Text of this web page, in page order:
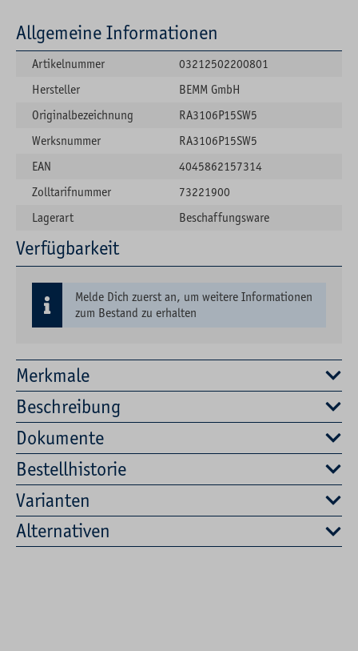
Merkmale
Beschreibung
Dokumente
Bestellhistorie
Varianten
Alternativen
Allgemeine Informationen
Artikelnummer
03212502200801
Hersteller
BEMM GmbH
Originalbezeichnung
RA3106P15SW5
Werksnummer
RA3106P15SW5
EAN
4045862157314
Zolltarifnummer
73221900
Lagerart
Beschaffungsware
Verfügbarkeit
Melde Dich zuerst an, um weitere Informationen
zum Bestand zu erhalten